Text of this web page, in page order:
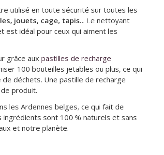
utilisé en toute sécurité sur toutes les
jouets, cage, tapis... Le nettoyant
est idéal pour ceux qui aiment les
grâce auxpastilles de recharge
100 bouteilles jetables ou plus, ce qui
déchets. Une pastille de recharge
produit.
les Ardennes belges, ce qui fait de
ingrédients sont 100 % naturels et sans
et notre planète.